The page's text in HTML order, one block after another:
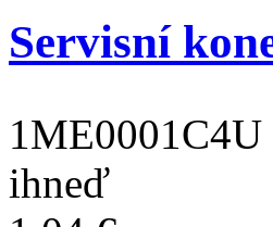
Servisní
1ME0001C4U
ihneď